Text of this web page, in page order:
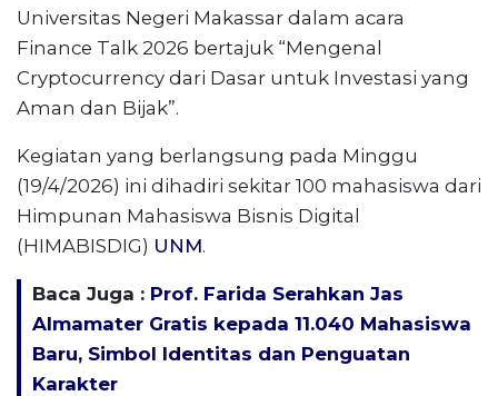
Universitas Negeri Makassar dalam acara
Finance Talk 2026 bertajuk “Mengenal
Cryptocurrency dari Dasar untuk Investasi yang
Aman dan Bijak”.
Kegiatan yang berlangsung pada Minggu
(19/4/2026) ini dihadiri sekitar 100 mahasiswa dari
Himpunan Mahasiswa Bisnis Digital
(HIMABISDIG) UNM.
Baca Juga : Prof. Farida Serahkan Jas
Almamater Gratis kepada 11.040 Mahasiswa
Baru, Simbol Identitas dan Penguatan
Karakter